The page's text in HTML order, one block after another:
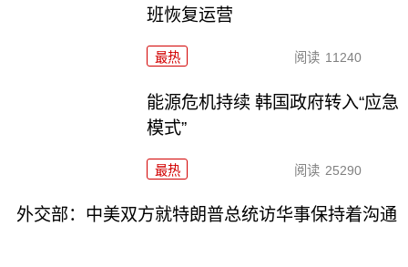
班恢复运营
最热 阅读 11240
能源危机持续 韩国政府转入“应急
模式”
最热 阅读 25290
外交部：中美双方就特朗普总统访华事保持着沟通